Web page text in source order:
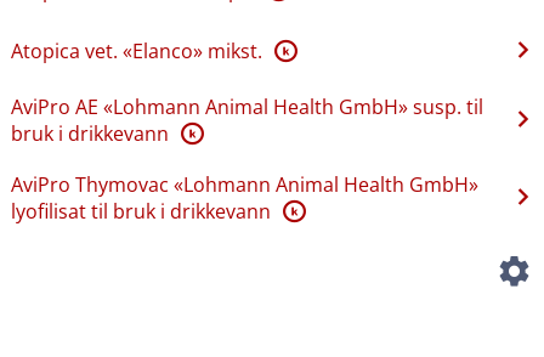
Atopica vet. «Elanco» mikst. K
AviPro AE «Lohmann Animal Health GmbH» susp. til
bruk i drikkevann K
AviPro Thymovac «Lohmann Animal Health GmbH»
lyofilisat til bruk i drikkevann K